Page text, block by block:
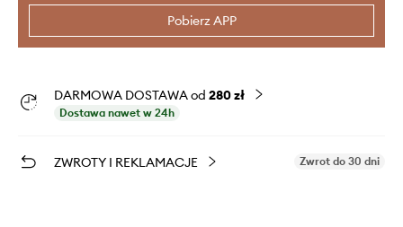
Pobierz APP
DARMOWA DOSTAWA od 280 zł
Dostawa nawet w 24h
ZWROTY I REKLAMACJE Zwrot do 30 dni